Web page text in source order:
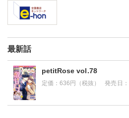
最新話
petitRose vol.78
定価：636円（税抜） 発売日：